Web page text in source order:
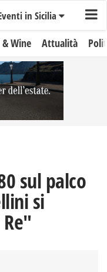
in Sicilia
& Wine Attualità
sul palco
si